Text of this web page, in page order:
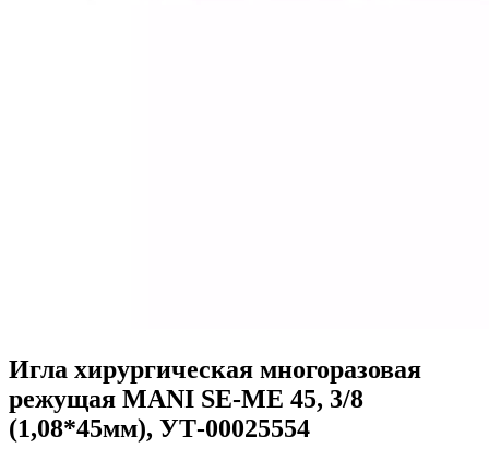
Игла хирургическая многоразовая
режущая MANI SE-MЕ 45, 3/8
(1,08*45мм), УТ-00025554